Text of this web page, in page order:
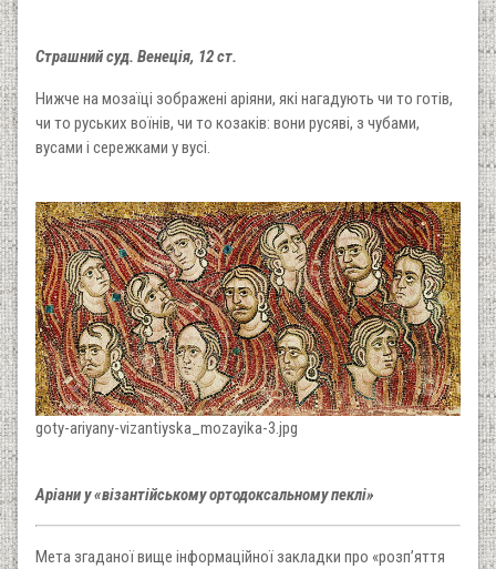
Страшний суд. Венеція, 12 ст.
Нижче на мозаїці зображені аріяни, які нагадують чи то готів,
чи то руських воїнів, чи то козаків: вони русяві, з чубами,
вусами і сережками у вусі.
goty-ariyany-vizantiyska_mozayika-3.jpg
Аріани у «візантійському ортодоксальному пеклі»
Мета згаданої вище інформаційної закладки про «розп’яття